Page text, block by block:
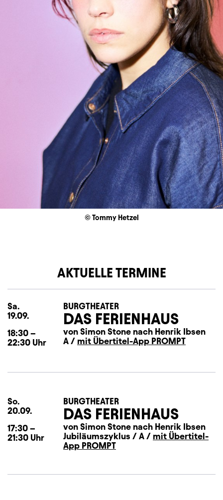
© Tommy Hetzel
AKTUELLE TERMINE
Sa.
19.09.
18:30 –
22:30 Uhr
BURGTHEATER
DAS FERIENHAUS
von Simon Stone nach Henrik Ibsen
A / mit Übertitel-App PROMPT
So.
20.09.
17:30 –
21:30 Uhr
BURGTHEATER
DAS FERIENHAUS
von Simon Stone nach Henrik Ibsen
Jubiläumszyklus / A / mit Übertitel-
App PROMPT